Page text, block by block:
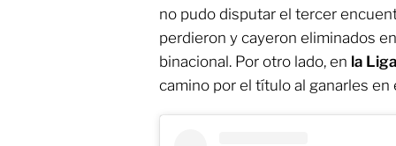
no pudo disputar el tercer
perdieron y cayeron eliminados
binacional. Por otro lado, en la
camino por el título al ganarles